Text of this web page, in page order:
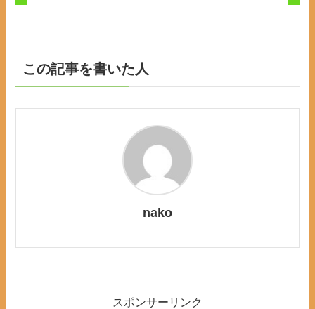
この記事を書いた人
nako
スポンサーリンク